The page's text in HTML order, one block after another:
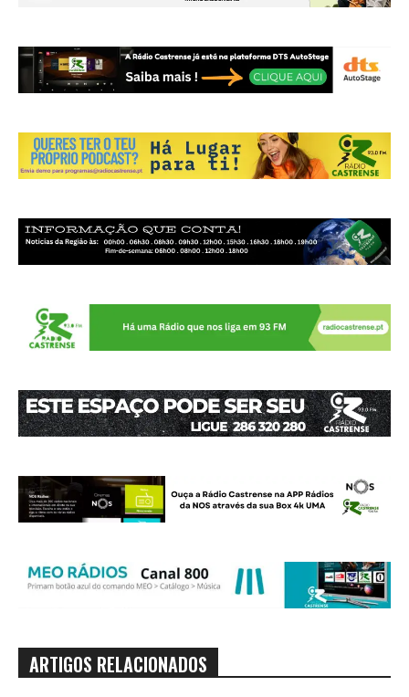
ARTIGOS RELACIONADOS